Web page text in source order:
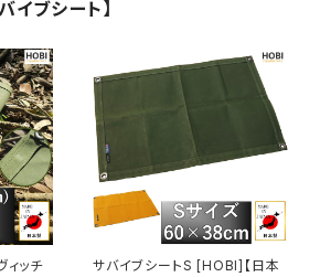
イブシート】
ィッチ
サバイブシートS [HOBI]【日本